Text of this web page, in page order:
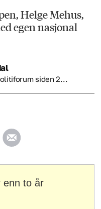
Helge Mehus,
egen nasjonal
siden 2...
enn to år